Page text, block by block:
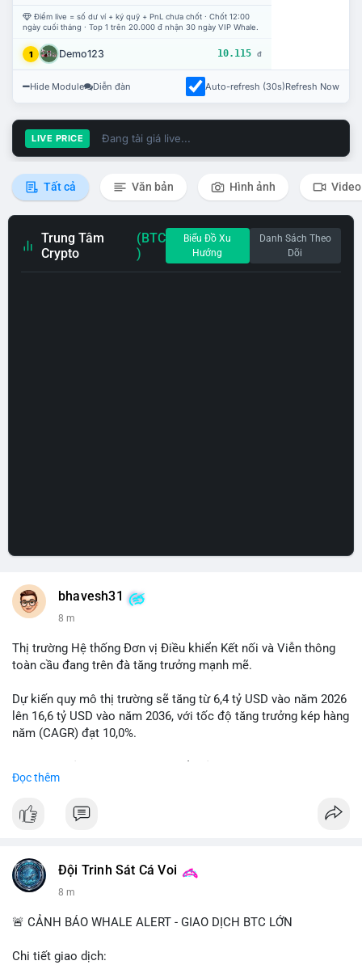
Điểm live = số dư ví + ký quỹ + PnL chưa chốt · Chốt 12:00
ngày cuối tháng · Top 1 trên 20.000 đ nhận 30 ngày VIP Whale.
1 Demo123 10.115 đ
Hide Module Diễn đàn Auto-refresh (30s)Refresh Now
LIVE PRICE Đang tải giá live...
Tất cả Văn bản Hình ảnh Video
Trung Tâm
Crypto
(BTC
)
Biểu Đồ Xu
Hướng
Danh Sách Theo
Dõi
bhavesh31
8 m
Thị trường Hệ thống Đơn vị Điều khiển Kết nối và Viễn thông
toàn cầu đang trên đà tăng trưởng mạnh mẽ.
Dự kiến quy mô thị trường sẽ tăng từ 6,4 tỷ USD vào năm 2026
lên 16,6 tỷ USD vào năm 2036, với tốc độ tăng trưởng kép hàng
năm (CAGR) đạt 10,0%.
trong các lĩnh vực ô tô, logistics và thiết bị thông minh.
Doanh nghiệp cần theo dõi xu hướng này để nắm bắt cơ hội
Đọc thêm
Đội Trinh Sát Cá Voi
8 m
🚨 CẢNH BÁO WHALE ALERT - GIAO DỊCH BTC LỚN
Chi tiết giao dịch: